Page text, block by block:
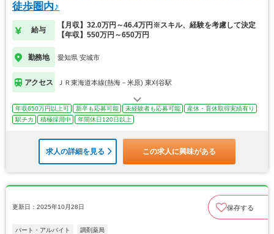
徒歩圏内♪
給与
【月収】32.0万円～46.4万円※スキル、経験を考慮して決定
【年収】550万円～650万円
勤務地 愛知県 安城市
アクセス ＪＲ東海道本線(熱海－米原) 東刈谷駅
年収650万円以上可 新卒も応募可能 未経験者も応募可能
産休・育休取得実績有り
駅チカ
積極採用中 年間休日120日以上
求人の詳細を見る この求人に興味がある
更新日：2025年10月28日 保存する
パート・アルバイト 調剤薬局